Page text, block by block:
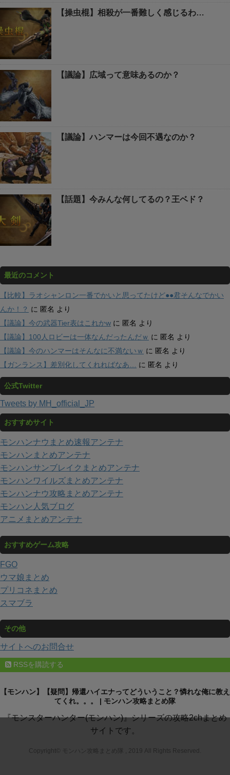
【操虫棍】相殺が一番難しく感じるわ…
【議論】広域って意味あるのか？
【議論】ハンマーは今回不遇なのか？
【話題】今みんな何してるの？王ベド？
最近のコメント
【比較】ラオシャンロン一番でかいと思ってたけど●●君そんなでかい
んか！？ に 匿名 より
【議論】今の武器Tier表はこれかw に 匿名 より
【議論】100人ロビーは一体なんだったんだｗ に 匿名 より
【議論】今のハンマーはそんなに不満ないｗ に 匿名 より
【ガンランス】差別化してくれればなあ…
に 匿名 より
公式Twitter
Tweets by MH_official_JP
おすすめサイト
モンハンナウまとめ速報アンテナ
モンハンまとめアンテナ
モンハンサンブレイクまとめアンテナ
モンハンワイルズまとめアンテナ
モンハンナウ攻略まとめアンテナ
モンハン人気ブログ
アニメまとめアンテナ
おすすめゲーム攻略
FGO
ウマ娘まとめ
プリコネまとめ
スマブラ
その他
サイトへのお問合せ
RSSを購読する
【モンハン】【疑問】帰還ハイエナってどういうこと？憐れな俺に教え
てくれ。。。 | モンハン攻略まとめ隊
『モンスターハンター(モンハン)』シリーズの攻略2chまとめ
サイトです。
Copyright© モンハン攻略まとめ隊 , 2019 All Rights Reserved.